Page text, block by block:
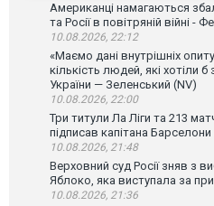
Американці намагаються
та Росії в повітряній війні -
10.08.2026, 22:12
«Маємо дані внутрішніх
кількість людей, які хотіли
України — Зеленський (NV)
10.08.2026, 22:00
Три титули Ла Ліги та 213
підписав капітана
10.08.2026, 21:48
Верховний суд Росії зняв з
Яблоко, яка виступала за
10.08.2026, 21:36